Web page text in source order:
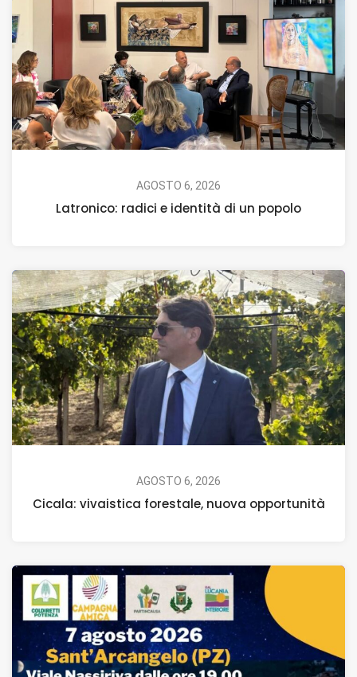
AGOSTO 6, 2026
Latronico: radici e identità di un popolo
AGOSTO 6, 2026
Cicala: vivaistica forestale, nuova opportunità